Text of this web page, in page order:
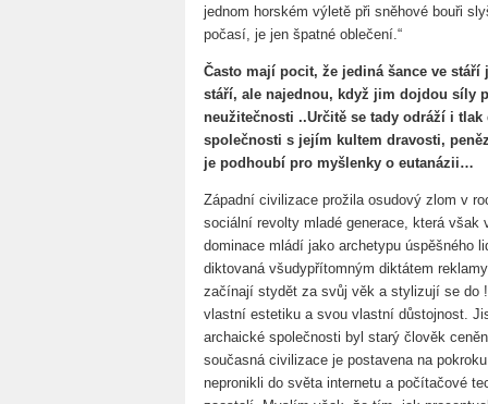
jednom horském výletě při sněhové bouři
počasí, je jen špatné oblečení.“
Často mají pocit, že jediná šance ve
stáří, ale najednou, když jim dojdou síly
neužitečnosti ..Určitě se tady odráží i
společnosti s jejím kultem dravosti,
je podhoubí pro myšlenky o eutanázii…
Západní civilizace prožila osudový zlom v
sociální revolty mladé generace, která
dominace mládí jako archetypu úspěšného
diktovaná všudypřítomným diktátem
začínají stydět za svůj věk a stylizují se do
vlastní estetiku a svou vlastní důstojnost.
archaické společnosti byl starý člověk
současná civilizace je postavena na
nepronikli do světa internetu a počítačové